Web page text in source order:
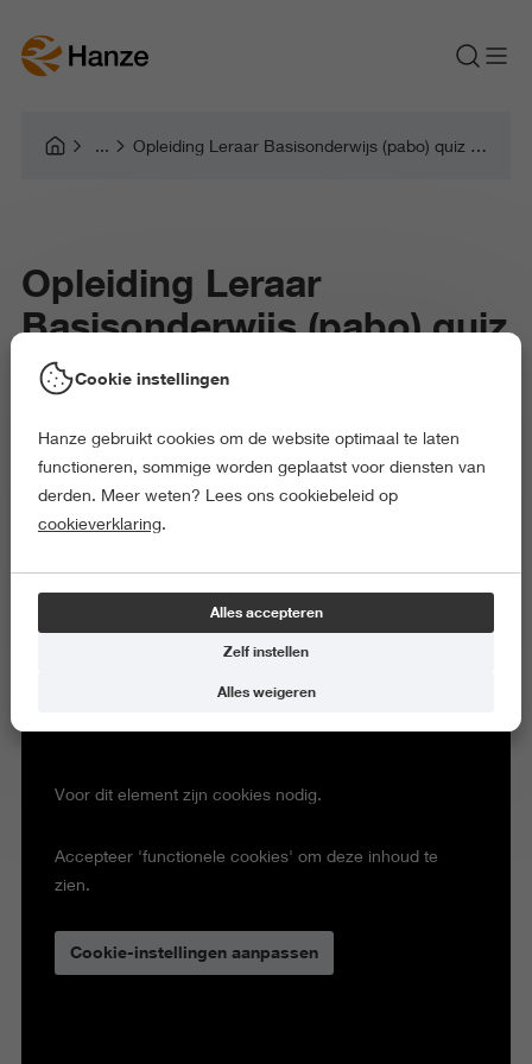
Opleiding Leraar Basisonderwijs (pabo) quiz module 1
Opleiding Leraar
Basisonderwijs (pabo) quiz
module 1
Voor dit element zijn cookies nodig.
Accepteer 'functionele cookies' om deze inhoud te
zien.
Cookie-instellingen aanpassen
Cookie instellingen
Hanze gebruikt cookies om de website optimaal te laten
functioneren, sommige worden geplaatst voor diensten van
derden. Meer weten? Lees ons cookiebeleid op
cookieverklaring.
Alles accepteren
Zelf instellen
Alles weigeren